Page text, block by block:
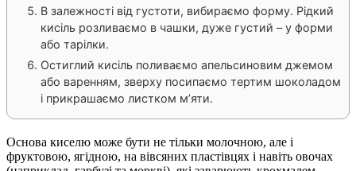
В залежності від густоти, вибираємо форму. Рідкий
кисіль розливаємо в чашки, дуже густий – у форми
або тарілки.
Остиглий кисіль поливаємо апельсиновим джемом
або варенням, зверху посипаємо тертим шоколадом
і прикрашаємо листком м’яти.
Основа киселю може бути не тільки молочною, але і
фруктовою, ягідною, на вівсяних пластівцях і навіть овочах